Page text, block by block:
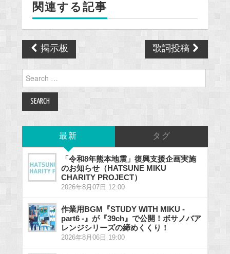
o
k
関連する記事
Post
navigation
掲示板 歌詞投稿
Search
for:
最新 タグ
「令和8年熊本地震」復興支援企画実施
のお知らせ（HATSUNE MIKU
CHARITY PROJECT）
2026年8月07日 12:00
作業用BGM『STUDY WITH MIKU -
part6 -』が『39ch』で公開！ボサノバア
レンジシリーズの締めくくり！
2026年8月06日 19:00